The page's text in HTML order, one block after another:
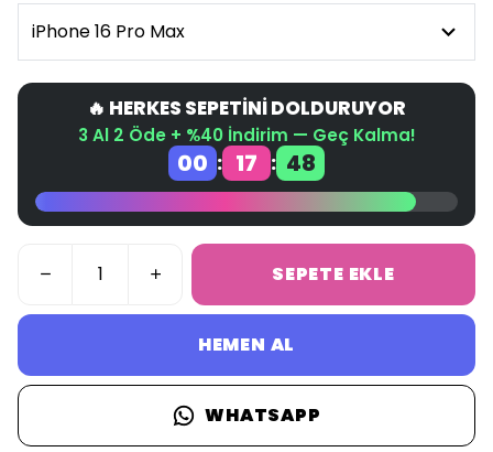
🔥 HERKES SEPETİNİ DOLDURUYOR
3 Al 2 Öde + %40 İndirim — Geç Kalma!
00 : 17 : 48
SEPETE EKLE
HEMEN AL
WHATSAPP